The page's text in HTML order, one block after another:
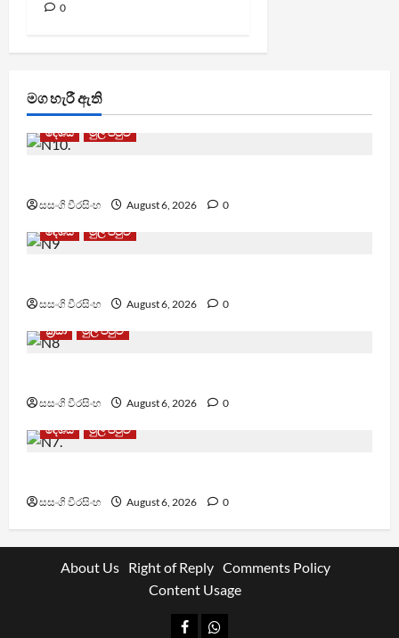
0
මග හැරී ඇති
දේශීය මුල් පිටුව
සසංගි වීරසිංහ August 6, 2026
0
දේශීය
මුල් පිටුව
සසංගි වීරසිංහ August 6, 2026
0
ක්‍රීඩා
මුල් පිටුව
සසංගි වීරසිංහ August 6, 2026
0
දේශීය
මුල් පිටුව
සසංගි වීරසිංහ August 6, 2026 0
About Us Right of Reply Comments Policy
Content Usage
FacebookWhatsapp